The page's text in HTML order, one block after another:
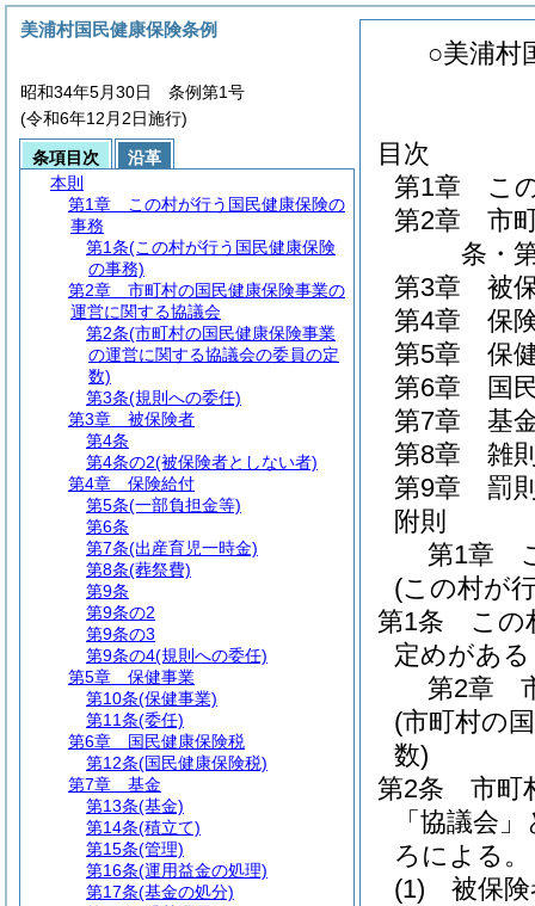
○美浦村
目次
第1章
こ
第2章
市
条・
第3章
被
第4章
保
第5章
保
第6章
国
第7章
基
第8章
雑
第9章
罰
附則
第1章
(この村が
第1条
この
定めがあ
第2章
(市町村の
数)
第2条
市町
「協議会
ろによる。
(1)
被保
美浦村国民健康保険条例
昭和34年5月30日 条例第1号
(令和6年12月2日施行)
条項目次
沿革
本則
第1章
この村が行う国民健康保険の
事務
第1条(この村が行う国民健康保険
の事務)
第2章
市町村の国民健康保険事業の
運営に関する協議会
第2条(市町村の国民健康保険事業
の運営に関する協議会の委員の定
数)
第3条(規則への委任)
第3章
被保険者
第4条
第4条の2(被保険者としない者)
第4章
保険給付
第5条(一部負担金等)
第6条
第7条(出産育児一時金)
第8条(葬祭費)
第9条
第9条の2
第9条の3
第9条の4(規則への委任)
第5章
保健事業
第10条(保健事業)
第11条(委任)
第6章
国民健康保険税
第12条(国民健康保険税)
第7章
基金
第13条(基金)
第14条(積立て)
第15条(管理)
第16条(運用益金の処理)
第17条(基金の処分)